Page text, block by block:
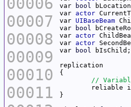
00007
00008
00009
00010
00011
var
bool
var actor
var UIBaseBeam
var
bool
var actor
var actor
var
bool